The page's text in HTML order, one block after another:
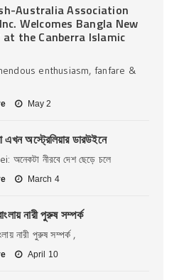
Australia Association
Welcomes Bangla New
at the Canberra Islamic
enthusiasm, fanfare &
May 2
এখন অস্ট্রেলিয়ার ডারউইনে
অনেকটা নীরবে দেশ ছেড়ে চলে
March 4
নারী পুরুষ সম্পর্ক
নারী পুরুষ সম্পর্ক ,
April 10